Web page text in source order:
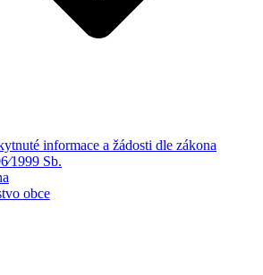
informace a žádosti dle zákona
Sb.
obce